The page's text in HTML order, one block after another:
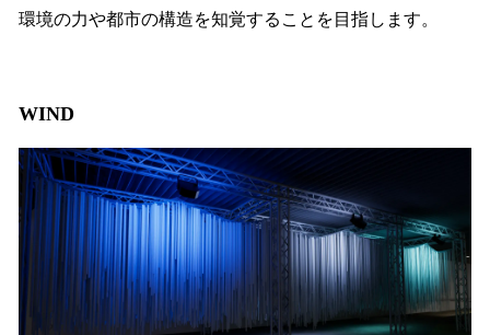
環境の力や都市の構造を知覚することを目指します。
WIND